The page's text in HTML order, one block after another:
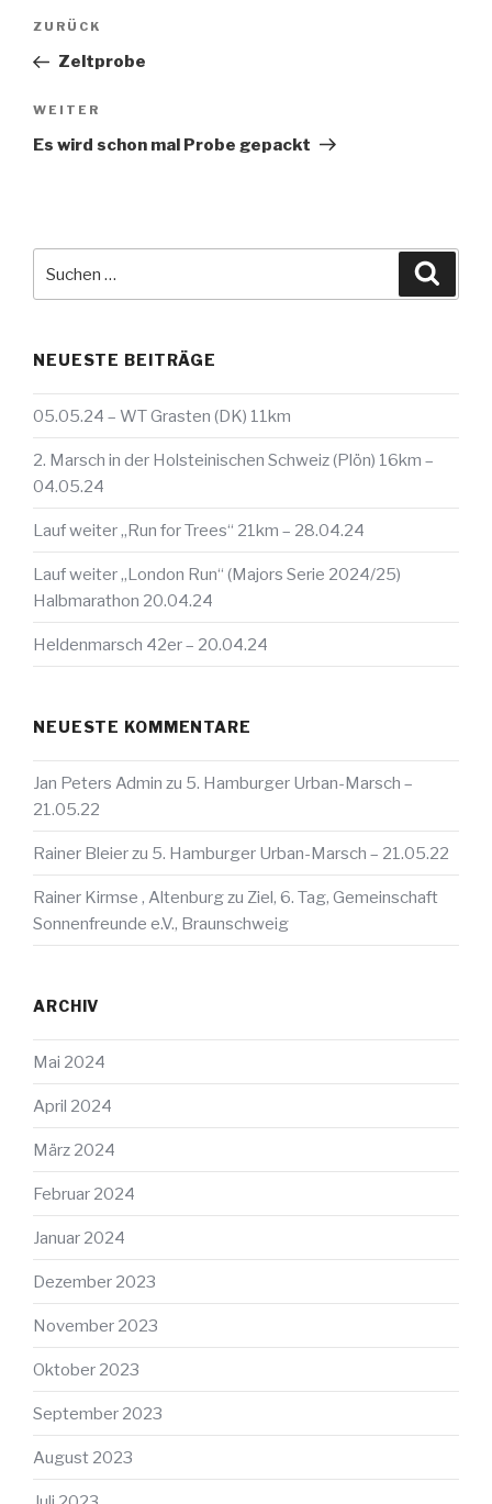
Beitragsnavigation
Vorheriger
Beitrag
ZURÜCK
Zeltprobe
Nächster
Beitrag
WEITER
Es wird schon mal Probe gepackt
nach:
NEUESTE BEITRÄGE
05.05.24 – WT Grasten (DK) 11km
2. Marsch in der Holsteinischen Schweiz (Plön) 16km –
04.05.24
Lauf weiter „Run for Trees“ 21km – 28.04.24
Lauf weiter „London Run“ (Majors Serie 2024/25)
Halbmarathon 20.04.24
Heldenmarsch 42er – 20.04.24
NEUESTE KOMMENTARE
Jan Peters Admin zu 5. Hamburger Urban-Marsch –
21.05.22
Rainer Bleier zu 5. Hamburger Urban-Marsch – 21.05.22
Rainer Kirmse , Altenburg zu Ziel, 6. Tag, Gemeinschaft
Sonnenfreunde e.V., Braunschweig
ARCHIV
Mai 2024
April 2024
März 2024
Februar 2024
Januar 2024
Dezember 2023
November 2023
Oktober 2023
September 2023
August 2023